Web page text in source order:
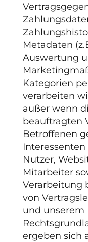
Metadaten
Auswertung
Kategorien
verarbeiten
außer wenn
beauftragten
Betroffenen
Nutzer,
Mitarbeiter
Verarbeitung
von
und unserem
ergeben sich